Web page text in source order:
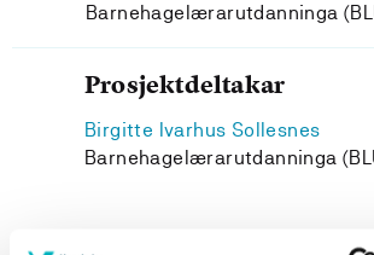
Barnehagelærarutdanninga
Prosjektdeltakar
Birgitte Ivarhus Sollesnes
Barnehagelærarutdanninga